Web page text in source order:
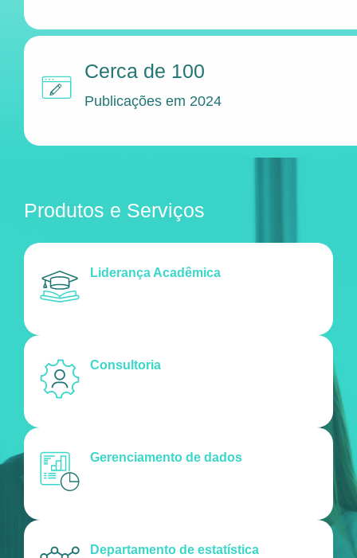
Cerca de 100
Publicações em 2024
Produtos e Serviços
Liderança Acadêmica
Consultoria
Gerenciamento de dados
Departamento de estatística